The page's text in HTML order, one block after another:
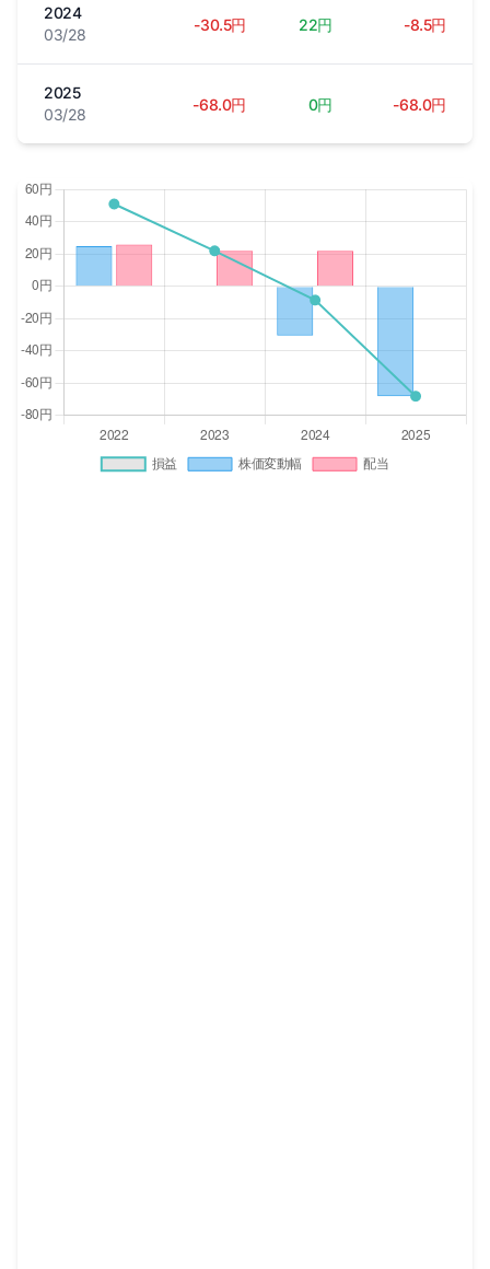
2024
03/28
-30.5円 22円 -8.5円
2025
03/28
-68.0円 0円 -68.0円